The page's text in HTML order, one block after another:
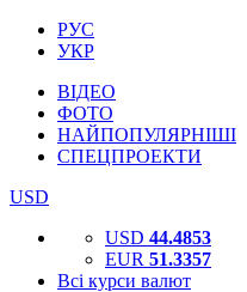
РУС
УКР
ВІДЕО
ФОТО
НАЙПОПУЛЯРНІШІ
СПЕЦПРОЕКТИ
USD
USD 44.4853
EUR 51.3357
Всі курси валют